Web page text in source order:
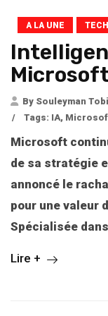
A LA UNE TECH
By Souleyman
/
Tags: IA,
Microsoft
de sa stratégie
annoncé le
pour une valeur
Spécialisée
Lire +